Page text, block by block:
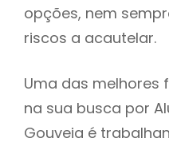
opções, nem
riscos a acautelar.
Uma das melhores
na sua busca por
Gouveia é